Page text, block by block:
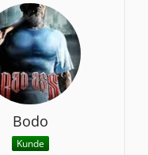
Bodo
Kunde